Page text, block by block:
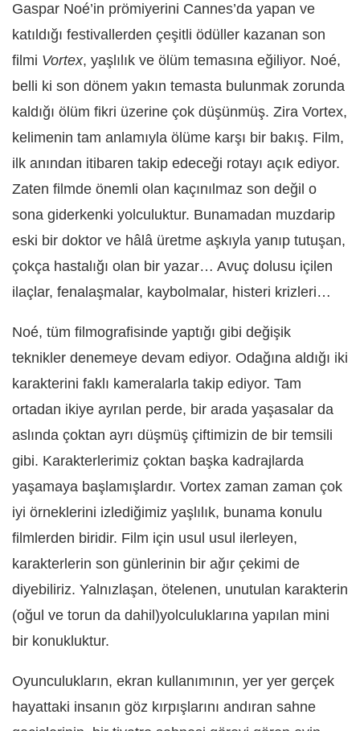
Gaspar Noé’in prömiyerini Cannes’da yapan ve
katıldığı festivallerden çeşitli ödüller kazanan son
filmi Vortex, yaşlılık ve ölüm temasına eğiliyor. Noé,
belli ki son dönem yakın temasta bulunmak zorunda
kaldığı ölüm fikri üzerine çok düşünmüş. Zira Vortex,
kelimenin tam anlamıyla ölüme karşı bir bakış. Film,
ilk anından itibaren takip edeceği rotayı açık ediyor.
Zaten filmde önemli olan kaçınılmaz son değil o
sona giderkenki yolculuktur. Bunamadan muzdarip
eski bir doktor ve hâlâ üretme aşkıyla yanıp tutuşan,
çokça hastalığı olan bir yazar… Avuç dolusu içilen
ilaçlar, fenalaşmalar, kaybolmalar, histeri krizleri…
Noé, tüm filmografisinde yaptığı gibi değişik
teknikler denemeye devam ediyor. Odağına aldığı iki
karakterini faklı kameralarla takip ediyor. Tam
ortadan ikiye ayrılan perde, bir arada yaşasalar da
aslında çoktan ayrı düşmüş çiftimizin de bir temsili
gibi. Karakterlerimiz çoktan başka kadrajlarda
yaşamaya başlamışlardır. Vortex zaman zaman çok
iyi örneklerini izlediğimiz yaşlılık, bunama konulu
filmlerden biridir. Film için usul usul ilerleyen,
karakterlerin son günlerinin bir ağır çekimi de
diyebiliriz. Yalnızlaşan, ötelenen, unutulan karakterin
(oğul ve torun da dahil)yolculuklarına yapılan mini
bir konukluktur.
Oyunculukların, ekran kullanımının, yer yer gerçek
hayattaki insanın göz kırpışlarını andıran sahne